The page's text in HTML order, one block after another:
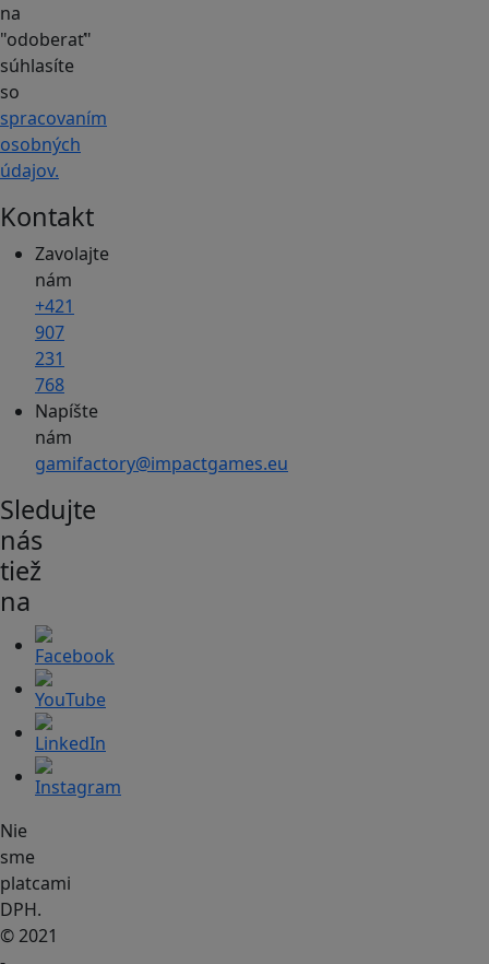
na
"odoberať"
súhlasíte
so
spracovaním
osobných
údajov.
Kontakt
Zavolajte
nám
+421
907
231
768
Napíšte
nám
gamifactory@impactgames.eu
Sledujte
nás
tiež
na
Nie
sme
platcami
DPH.
© 2021